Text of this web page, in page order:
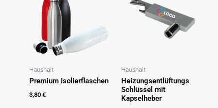
Haushalt
Premium Isolierflaschen
3,80 €
Haushalt
Heizungsentlüftungs
Schlüssel mit
Kapselheber